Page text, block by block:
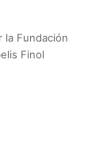
la Fundación
Finol